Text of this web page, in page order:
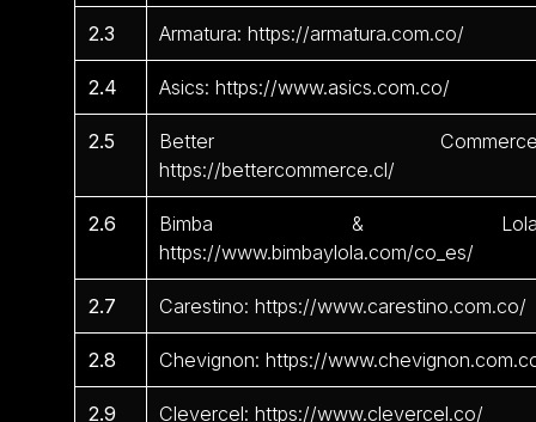
2.3 Armatura: https://armatura.com.co/
2.4 Asics: https://www.asics.com.co/
2.5
Better
https://bettercommerce.cl/
2.6
Bimba &
https://www.bimbaylola.com/co_es/
2.7 Carestino: https://www.carestino.com.co/
2.8 Chevignon: https://
2.9 Clevercel: https://www.clevercel.co/